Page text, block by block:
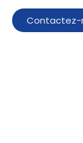
Contactez-